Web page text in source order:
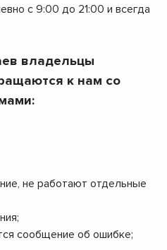
с 9:00 до 21:00 и всегда
владельцы
к нам со
не работают отдельные
сообщение об ошибке;